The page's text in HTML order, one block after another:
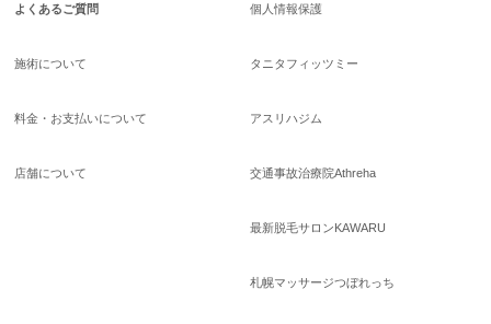
よくあるご質問
施術について
料金・お支払いについて
店舗について
個人情報保護
タニタフィッツミー
アスリハジム
交通事故治療院Athreha
最新脱毛サロンKAWARU
札幌マッサージつぼれっち